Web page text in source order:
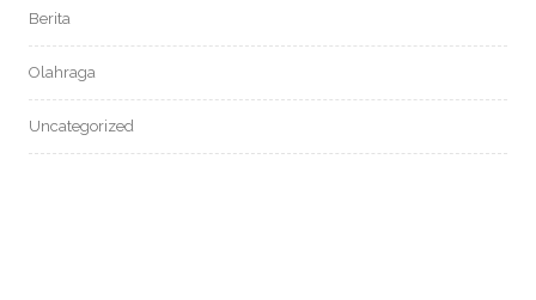
Berita
Olahraga
Uncategorized